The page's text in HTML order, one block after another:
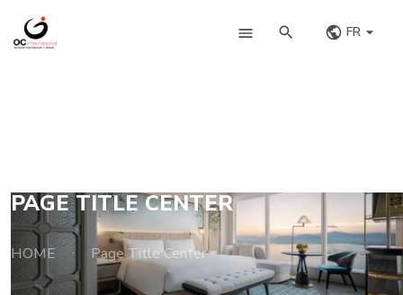
FR
PAGE TITLE CENTER
HOME · Page Title Center